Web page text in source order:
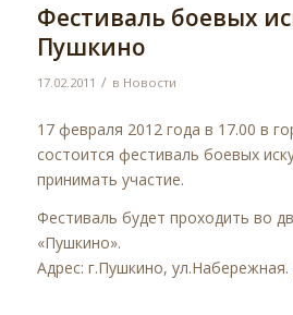
Фестиваль боевых
Пушкино
17.02.2011 / в Новости
17 февраля 2012 года в 17.00 в
состоится фестиваль боевых
принимать участие.
Фестиваль будет проходить во
«Пушкино».
Адрес: г.Пушкино,